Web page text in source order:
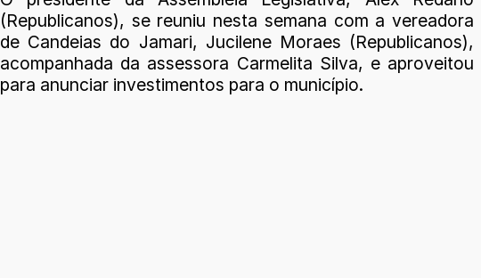
(Republicanos), se reuniu nesta semana com a vereadora
de Candeias do Jamari, Jucilene Moraes (Republicanos),
acompanhada da assessora Carmelita Silva, e aproveitou
para anunciar investimentos para o município.